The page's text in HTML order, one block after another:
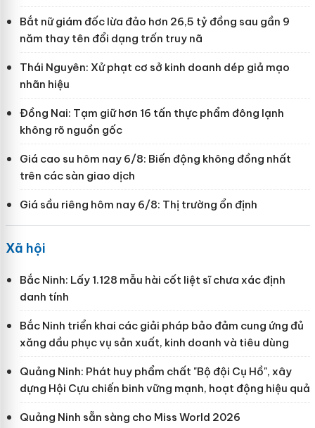
Bắt nữ giám đốc lừa đảo hơn 26,5 tỷ đồng sau gần 9
năm thay tên đổi dạng trốn truy nã
Thái Nguyên: Xử phạt cơ sở kinh doanh dép giả mạo
nhãn hiệu
Đồng Nai: Tạm giữ hơn 16 tấn thực phẩm đông lạnh
không rõ nguồn gốc
Giá cao su hôm nay 6/8: Biến động không đồng nhất
trên các sàn giao dịch
Giá sầu riêng hôm nay 6/8: Thị trường ổn định
Xã hội
Bắc Ninh: Lấy 1.128 mẫu hài cốt liệt sĩ chưa xác định
danh tính
Bắc Ninh triển khai các giải pháp bảo đảm cung ứng đủ
xăng dầu phục vụ sản xuất, kinh doanh và tiêu dùng
Quảng Ninh: Phát huy phẩm chất "Bộ đội Cụ Hồ", xây
dựng Hội Cựu chiến binh vững mạnh, hoạt động hiệu quả
Quảng Ninh sẵn sàng cho Miss World 2026